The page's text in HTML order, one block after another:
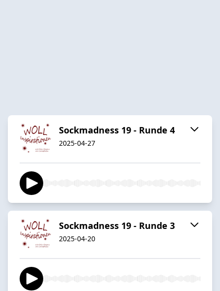
Sockmadness 19 - Runde 4
2025-04-27
Sockmadness 19 - Runde 3
2025-04-20